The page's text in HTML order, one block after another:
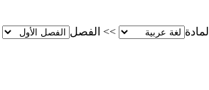
المادة >> الفصل